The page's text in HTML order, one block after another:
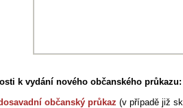
k vydání nového občanského průkazu:
občanský průkaz (v případě již